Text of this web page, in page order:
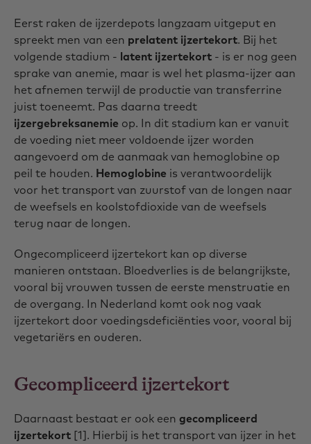
Eerst raken de ijzerdepots langzaam uitgeput en
spreekt men van een prelatent ijzertekort. Bij het
volgende stadium - latent ijzertekort - is er nog geen
sprake van anemie, maar is wel het plasma-ijzer aan
het afnemen terwijl de productie van transferrine
juist toeneemt. Pas daarna treedt
ijzergebreksanemie op. In dit stadium kan er vanuit
de voeding niet meer voldoende ijzer worden
aangevoerd om de aanmaak van hemoglobine op
peil te houden. Hemoglobine is verantwoordelijk
voor het transport van zuurstof van de longen naar
de weefsels en koolstofdioxide van de weefsels
terug naar de longen.
Ongecompliceerd ijzertekort kan op diverse
manieren ontstaan. Bloedverlies is de belangrijkste,
vooral bij vrouwen tussen de eerste menstruatie en
de overgang. In Nederland komt ook nog vaak
ijzertekort door voedingsdeficiënties voor, vooral bij
vegetariërs en ouderen.
Gecompliceerd ijzertekort
Daarnaast bestaat er ook een gecompliceerd
ijzertekort [1]. Hierbij is het transport van ijzer in het